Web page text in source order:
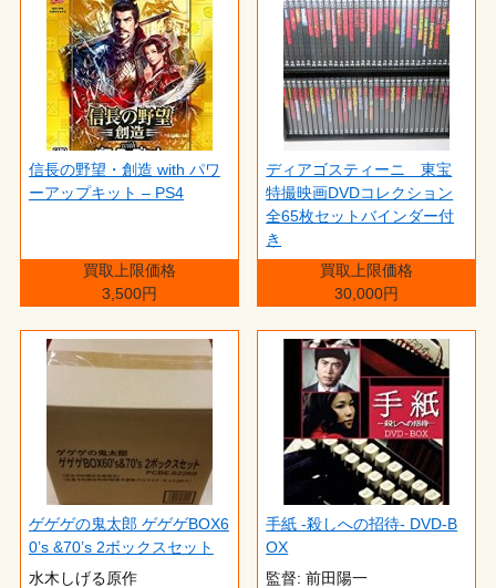
信長の野望・創造 with パワ
ーアップキット – PS4
買取上限価格
3,500円
ディアゴスティーニ 東宝
特撮映画DVDコレクション
全65枚セットバインダー付
き
買取上限価格
30,000円
ゲゲゲの鬼太郎 ゲゲゲBOX6
0’s &70’s 2ボックスセット
水木しげる原作
手紙 -殺しへの招待- DVD-B
OX
監督: 前田陽一